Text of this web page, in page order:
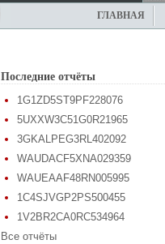
ГЛАВНАЯ
Последние отчёты
1G1ZD5ST9PF228076
5UXXW3C51G0R21965
3GKALPEG3RL402092
WAUDACF5XNA029359
WAUEAAF48RN005995
1C4SJVGP2PS500455
1V2BR2CA0RC534964
Все отчёты